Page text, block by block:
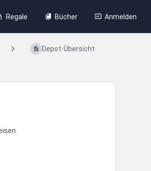
Regale Bücher Anmelden
Depot-Übersicht